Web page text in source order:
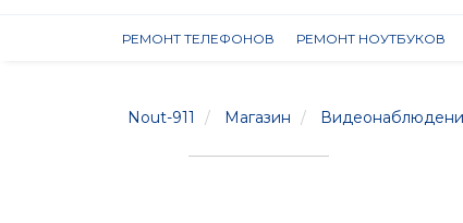
РЕМОНТ ТЕЛЕФОНОВ РЕМОНТ НОУТБУКОВ
Nout-911 Магазин